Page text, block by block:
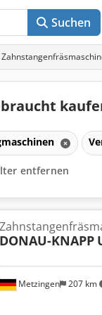
Suchen
entfernen
Metzingen 207 km
DONAU-KNAPP